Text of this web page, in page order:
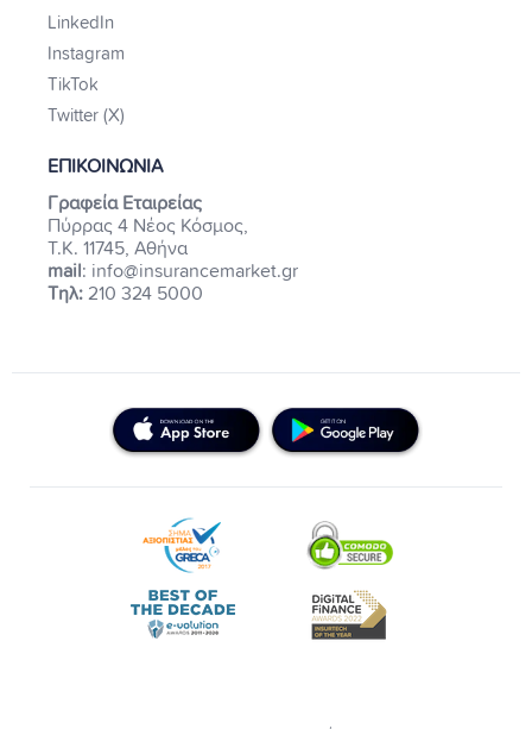
LinkedIn
Instagram
TikTok
Twitter (X)
ΕΠΙΚΟΙΝΩΝΙΑ
Γραφεία Εταιρείας
Πύρρας 4 Νέος Κόσμος,
Τ.Κ. 11745, Αθήνα
mail : info@insurancemarket.gr
Τηλ: 210 324 5000